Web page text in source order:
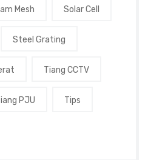
Mesh Solar Cell
Steel Grating
Tiang CCTV
PJU Tips